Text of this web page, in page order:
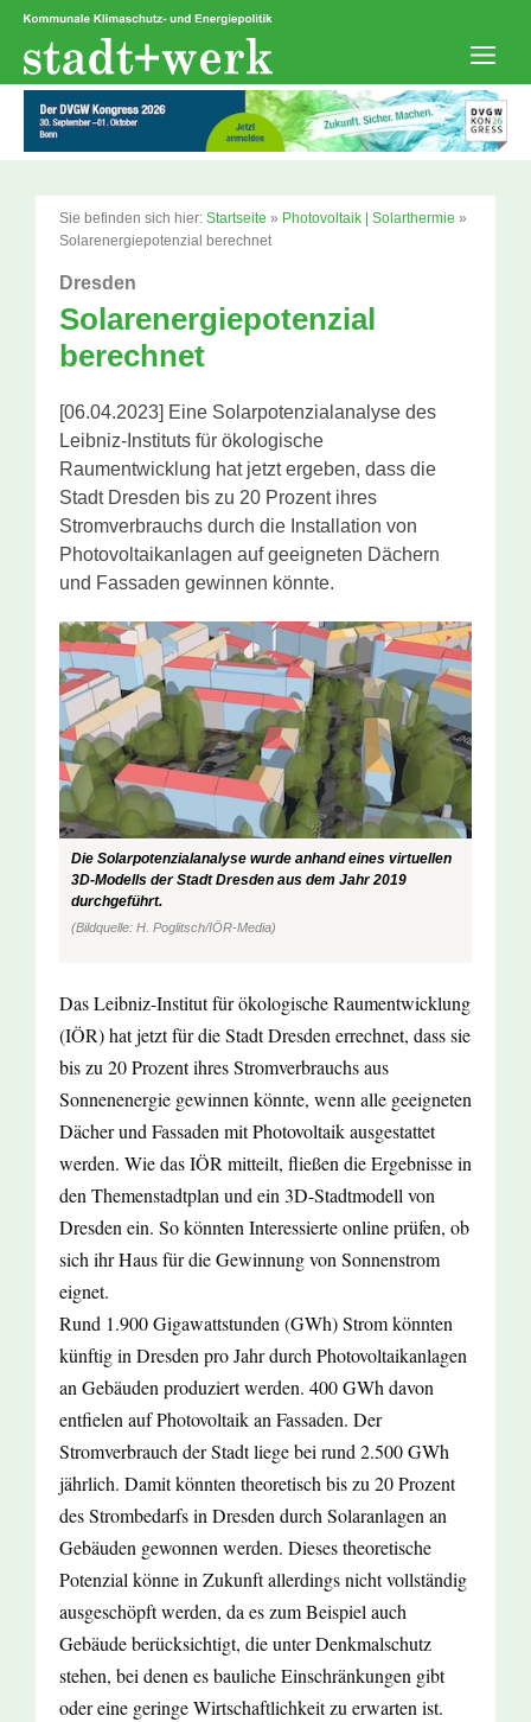
Zum
springen
Sie befinden sich hier: Startseite » Photovoltaik | Solarthermie »
Solarenergiepotenzial berechnet
Dresden
Solarenergiepotenzial
berechnet
[06.04.2023] Eine Solarpotenzialanalyse des
Leibniz-Instituts für ökologische
Raumentwicklung hat jetzt ergeben, dass die
Stadt Dresden bis zu 20 Prozent ihres
Stromverbrauchs durch die Installation von
Photovoltaikanlagen auf geeigneten Dächern
und Fassaden gewinnen könnte.
Die Solarpotenzialanalyse wurde anhand eines virtuellen
3D-Modells der Stadt Dresden aus dem Jahr 2019
durchgeführt.
(Bildquelle: H. Poglitsch/IÖR-Media)
Das Leibniz-Institut für ökologische Raumentwicklung
(IÖR) hat jetzt für die Stadt Dresden errechnet, dass sie
bis zu 20 Prozent ihres Stromverbrauchs aus
Sonnenenergie gewinnen könnte, wenn alle geeigneten
Dächer und Fassaden mit Photovoltaik ausgestattet
werden. Wie das IÖR mitteilt, fließen die Ergebnisse in
den Themenstadtplan und ein 3D-Stadtmodell von
Dresden ein. So könnten Interessierte online prüfen, ob
sich ihr Haus für die Gewinnung von Sonnenstrom
eignet.
Rund 1.900 Gigawattstunden (GWh) Strom könnten
künftig in Dresden pro Jahr durch Photovoltaikanlagen
an Gebäuden produziert werden. 400 GWh davon
entfielen auf Photovoltaik an Fassaden. Der
Stromverbrauch der Stadt liege bei rund 2.500 GWh
jährlich. Damit könnten theoretisch bis zu 20 Prozent
des Strombedarfs in Dresden durch Solaranlagen an
Gebäuden gewonnen werden. Dieses theoretische
Potenzial könne in Zukunft allerdings nicht vollständig
ausgeschöpft werden, da es zum Beispiel auch
Gebäude berücksichtigt, die unter Denkmalschutz
stehen, bei denen es bauliche Einschränkungen gibt
oder eine geringe Wirtschaftlichkeit zu erwarten ist.